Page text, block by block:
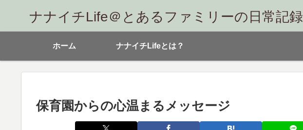
ナナイチLife＠とあるファミリーの日常記録
ホーム ナナイチLifeとは？
保育園からの心温まるメッセージ